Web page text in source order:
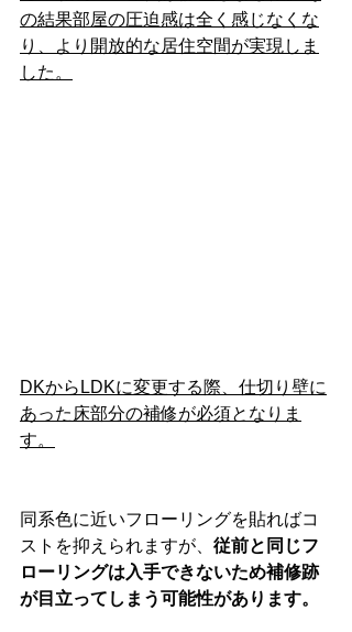
の結果部屋の圧迫感は全く感じなくな
り、より開放的な居住空間が実現しま
した。
DKからLDKに変更する際、仕切り壁に
あった床部分の補修が必須となりま
す。
同系色に近いフローリングを貼ればコ
ストを抑えられますが、 従前と同じフ
ローリングは入手できないため補修跡
が目立ってしまう可能性があります。